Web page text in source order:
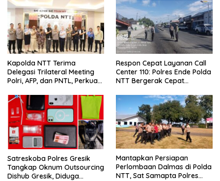
Kapolda NTT Terima
Delegasi Trilateral Meeting
Polri, AFP, dan PNTL, Perkuat
Perbatasan
Respon Cepat Layanan Call
Center 110: Polres Ende Polda
NTT Bergerak Cepat
Simpang Lima
Satreskoba Polres Gresik
Tangkap Oknum Outsourcing
Dishub Gresik, Diduga
Mantapkan Persiapan
Perlombaan Dalmas di Polda
NTT, Sat Samapta Polres